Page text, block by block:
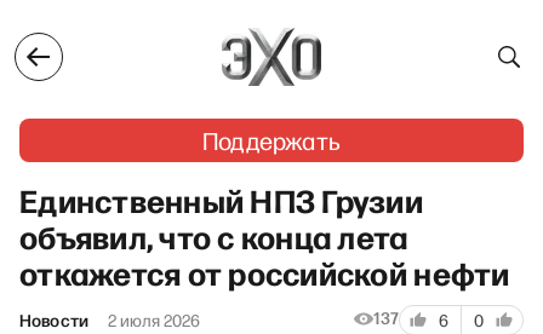
Поддержать
Единственный НПЗ Грузии
объявил, что с конца лета
откажется от российской нефти
Новости 2 июля 2026 137 6 0